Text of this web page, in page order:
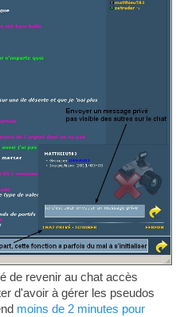
de revenir au chat accès
d'avoir à gérer les pseudos
moins de 2 minutes pour